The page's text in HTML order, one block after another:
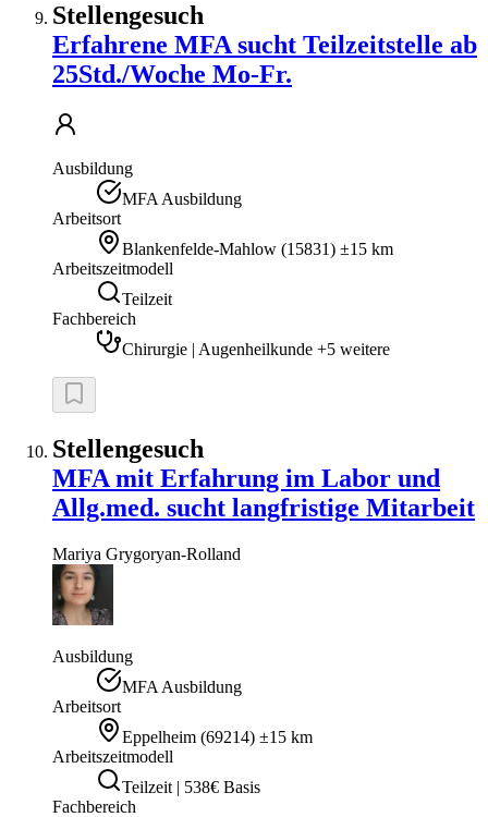
Stellengesuch
Erfahrene MFA sucht Teilzeitstelle ab
25Std./Woche Mo-Fr.
Ausbildung
MFA Ausbildung
Arbeitsort
Blankenfelde-Mahlow (15831) ±15 km
Arbeitszeitmodell
Teilzeit
Fachbereich
Chirurgie | Augenheilkunde +5 weitere
Stellengesuch
MFA mit Erfahrung im Labor und
Allg.med. sucht langfristige Mitarbeit
Mariya Grygoryan-Rolland
Ausbildung
MFA Ausbildung
Arbeitsort
Eppelheim (69214) ±15 km
Arbeitszeitmodell
Teilzeit | 538€ Basis
Fachbereich